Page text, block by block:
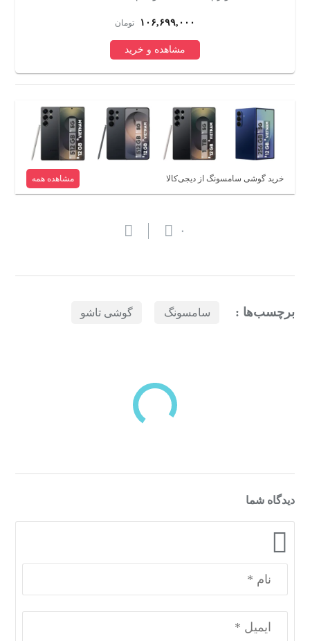
۱۰۶,۶۹۹,۰۰۰ تومان
مشاهده و خرید
خرید گوشی سامسونگ از دیجی‌کالا مشاهده همه
۰
برچسب‌ها : سامسونگ گوشی تاشو
دسته‌بندی‌های منتخب برای شما
دیدگاه شما